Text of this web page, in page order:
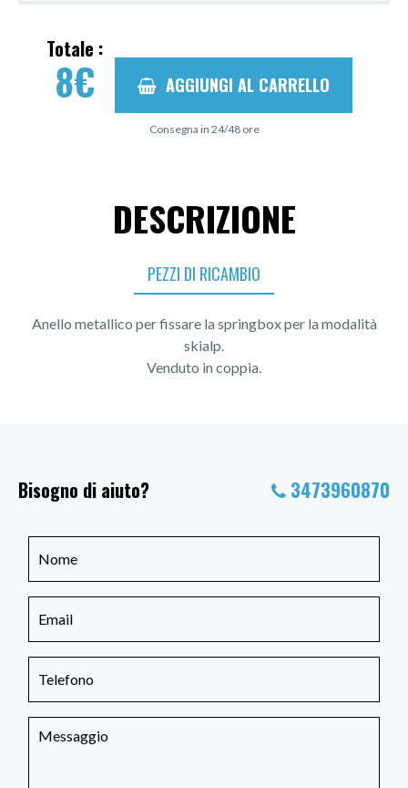
Totale :
8€ AGGIUNGI AL CARRELLO
Consegna in 24/48 ore
DESCRIZIONE
PEZZI DI RICAMBIO
Anello metallico per fissare la springbox per la modalità
skialp.
Venduto in coppia.
Bisogno di aiuto? 3473960870